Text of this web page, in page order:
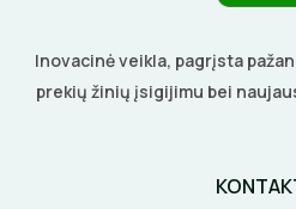
Inovacinė veikla, pagrįsta
prekių žinių įsigijimu bei